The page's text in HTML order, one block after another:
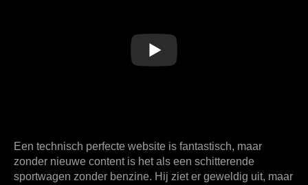
Een technisch perfecte website is fantastisch, maar
zonder nieuwe content is het als een schitterende
sportwagen zonder benzine. Hij ziet er geweldig uit, maar